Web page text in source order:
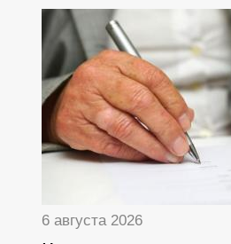
деятельности
6 августа 2026